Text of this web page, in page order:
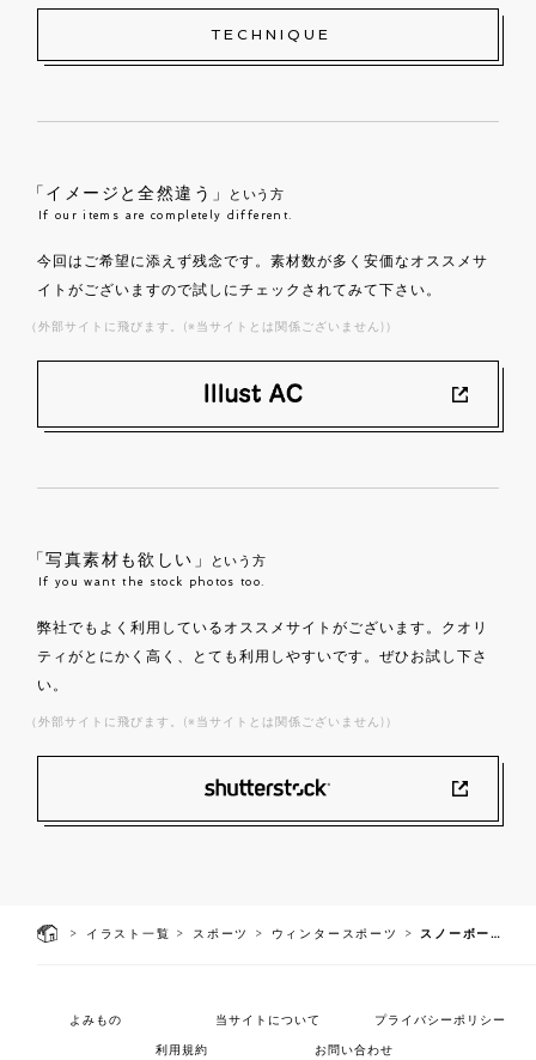
TECHNIQUE
「イメージと全然違う」 という方
If our items are completely different.
今回はご希望に添えず残念です。素材数が多く安価なオススメサ
イトがございますので試しにチェックされてみて下さい。
（外部サイトに飛びます。(※当サイトとは関係ございません)）
「写真素材も欲しい」 という方
If you want the stock photos too.
弊社でもよく利用しているオススメサイトがございます。クオリ
ティがとにかく高く、とても利用しやすいです。ぜひお試し下さ
い。
（外部サイトに飛びます。(※当サイトとは関係ございません)）
> イラスト一覧 > スポーツ > ウィンタースポーツ > スノーボード トリック
よみもの 当サイトについて プライバシーポリシー
利用規約 お問い合わせ